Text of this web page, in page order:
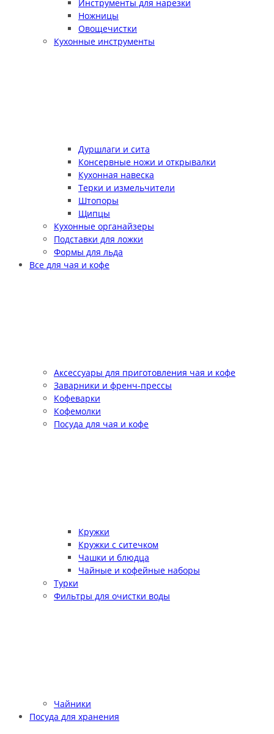
Инструменты для нарезки
Ножницы
Овощечистки
Кухонные инструменты
Дуршлаги и сита
Консервные ножи и открывалки
Кухонная навеска
Терки и измельчители
Штопоры
Щипцы
Кухонные органайзеры
Подставки для ложки
Формы для льда
Все для чая и кофе
Аксессуары для приготовления чая и кофе
Заварники и френч-прессы
Кофеварки
Кофемолки
Посуда для чая и кофе
Кружки
Кружки с ситечком
Чашки и блюдца
Чайные и кофейные наборы
Турки
Фильтры для очистки воды
Чайники
Посуда для хранения